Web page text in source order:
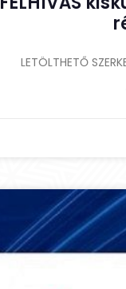
LETÖLTHETŐ